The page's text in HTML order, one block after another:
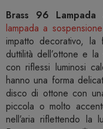
Brass 96 Lampada
lampada a sospensione
impatto decorativo, la
duttilità dell’ottone e
con riflessi luminosi
hanno una forma
disco di ottone con
piccola o molto
nell’aria riflettendo la